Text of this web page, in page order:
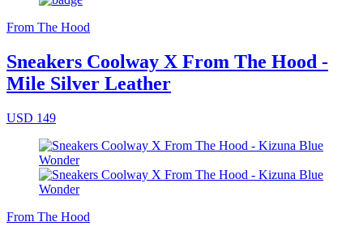
From The Hood
Sneakers Coolway X From The Hood -
Mile Silver Leather
USD 149
From The Hood